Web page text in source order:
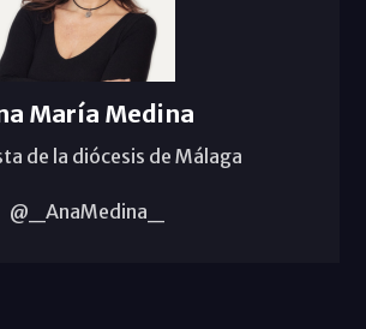
María Medina
de la diócesis de Málaga
@_AnaMedina_